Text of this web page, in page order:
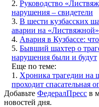
2. Руководство
нарушения – свидетели
3. В шести кузбасских
аварии на «Листвяжной»
4. Авария в Кузбассе:
5. Бывший шахтер о
нарушения были и будут
Еще по теме:
1. Хроника трагедии на
проходит спасательная
Добавьте ФедералПресс в
новостей дня.